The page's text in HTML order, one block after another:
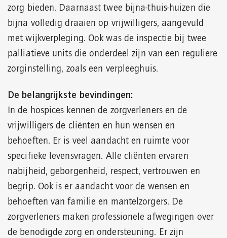
zorg bieden. Daarnaast twee bijna-thuis-huizen die
bijna volledig draaien op vrijwilligers, aangevuld
met wijkverpleging. Ook was de inspectie bij twee
palliatieve units die onderdeel zijn van een reguliere
zorginstelling, zoals een verpleeghuis.
De belangrijkste bevindingen:
In de hospices kennen de zorgverleners en de
vrijwilligers de cliënten en hun wensen en
behoeften. Er is veel aandacht en ruimte voor
specifieke levensvragen. Alle cliënten ervaren
nabijheid, geborgenheid, respect, vertrouwen en
begrip. Ook is er aandacht voor de wensen en
behoeften van familie en mantelzorgers. De
zorgverleners maken professionele afwegingen over
de benodigde zorg en ondersteuning. Er zijn